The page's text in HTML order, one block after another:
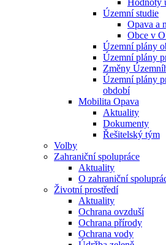
Hodnoty
Územní studie
Opava a
Obce v
Územní plány
Územní plány
Změny
Územní plány
období
Mobilita Opava
Aktuality
Dokumenty
Řešitelský tým
Volby
Zahraniční spolupráce
Aktuality
O zahraniční
Životní prostředí
Aktuality
Ochrana ovzduší
Ochrana přírody
Ochrana vody